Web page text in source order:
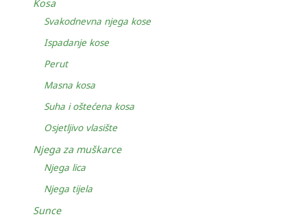
Kosa
Svakodnevna njega kose
Ispadanje kose
Perut
Masna kosa
Suha i oštećena kosa
Osjetljivo vlasište
Njega za muškarce
Njega lica
Njega tijela
Sunce